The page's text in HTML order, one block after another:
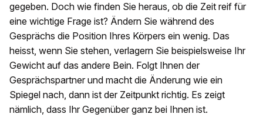
gegeben. Doch wie finden Sie heraus, ob die Zeit reif für
eine wichtige Frage ist? Ändern Sie während des
Gesprächs die Position Ihres Körpers ein wenig. Das
heisst, wenn Sie stehen, verlagern Sie beispielsweise Ihr
Gewicht auf das andere Bein. Folgt Ihnen der
Gesprächspartner und macht die Änderung wie ein
Spiegel nach, dann ist der Zeitpunkt richtig. Es zeigt
nämlich, dass Ihr Gegenüber ganz bei Ihnen ist.